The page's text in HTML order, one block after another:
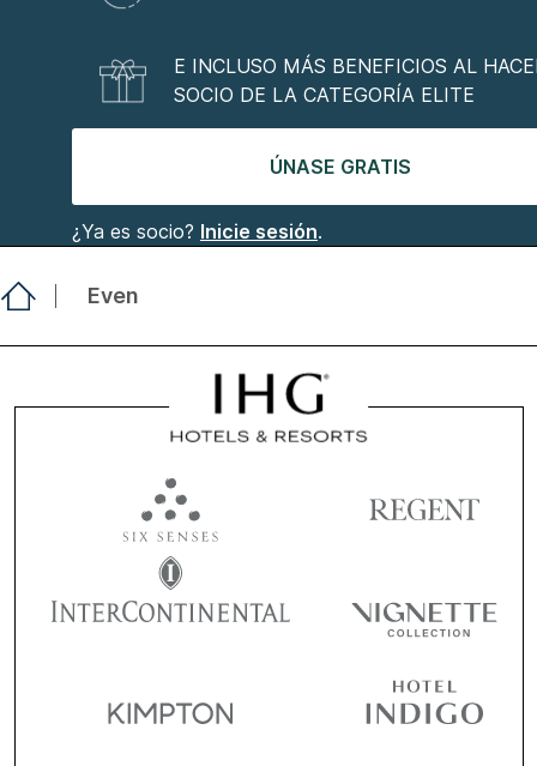
E INCLUSO MÁS BENEFICIOS AL
SOCIO DE LA CATEGORÍA ELITE
ÚNASE GRATIS
¿Ya es socio? Inicie sesión.
Even